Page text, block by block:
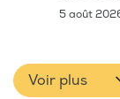
5 août
Voir plus